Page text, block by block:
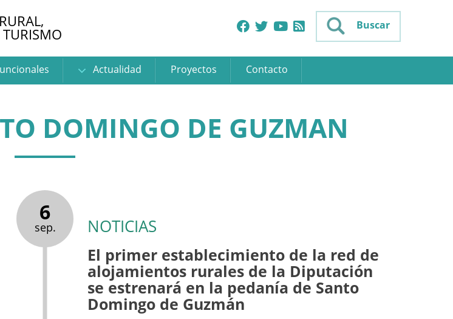
Buscar
Actualidad Proyectos Contacto
DOMINGO DE GUZMAN
6
sep. NOTICIAS
El primer establecimiento de la red de
alojamientos rurales de la Diputación
se estrenará en la pedanía de Santo
Domingo de Guzmán